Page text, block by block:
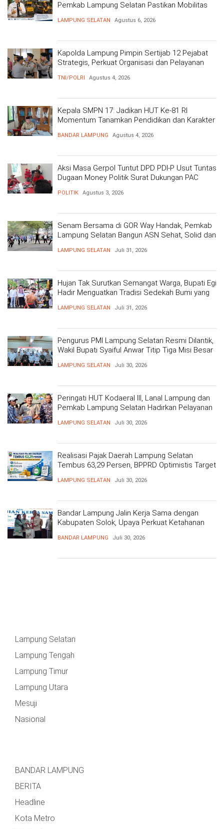
Pemkab Lampung Selatan Pastikan Mobilitas
LAMPUNG SELATAN Agustus 6, 2026
Kapolda Lampung Pimpin Sertijab 12 Pejabat
Strategis, Perkuat Organisasi dan Pelayanan
TNI/POLRI Agustus 4, 2026
Kepala SMPN 17: Jadikan HUT Ke-81 RI
Momentum Tanamkan Pendidikan dan Karakter
BANDAR LAMPUNG Agustus 4, 2026
Aksi Masa Gerpol Tuntut DPD PDI-P Usut Tuntas
Dugaan Money Politik Surat Dukungan PAC
POLITIK Agustus 3, 2026
Senam Bersama di GOR Way Handak, Pemkab
Lampung Selatan Bangun ASN Sehat, Solid dan
LAMPUNG SELATAN Juli 31, 2026
Hujan Tak Surutkan Semangat Warga, Bupati Egi
Hadir Menguatkan Tradisi Sedekah Bumi yang
LAMPUNG SELATAN Juli 31, 2026
Pengurus PMI Lampung Selatan Resmi Dilantik,
Wakil Bupati Syaiful Anwar Titip Tiga Misi Besar
LAMPUNG SELATAN Juli 30, 2026
Peringati HUT Kodaeral III, Lanal Lampung dan
Pemkab Lampung Selatan Hadirkan Pelayanan
LAMPUNG SELATAN Juli 30, 2026
Realisasi Pajak Daerah Lampung Selatan
Tembus 63,29 Persen, BPPRD Optimistis Target
LAMPUNG SELATAN Juli 30, 2026
Bandar Lampung Jalin Kerja Sama dengan
Kabupaten Solok, Upaya Perkuat Ketahanan
BANDAR LAMPUNG Juli 30, 2026
Lampung Selatan
Lampung Tengah
Lampung Timur
Lampung Utara
Mesuji
Nasional
BANDAR LAMPUNG
BERITA
Headline
Kota Metro